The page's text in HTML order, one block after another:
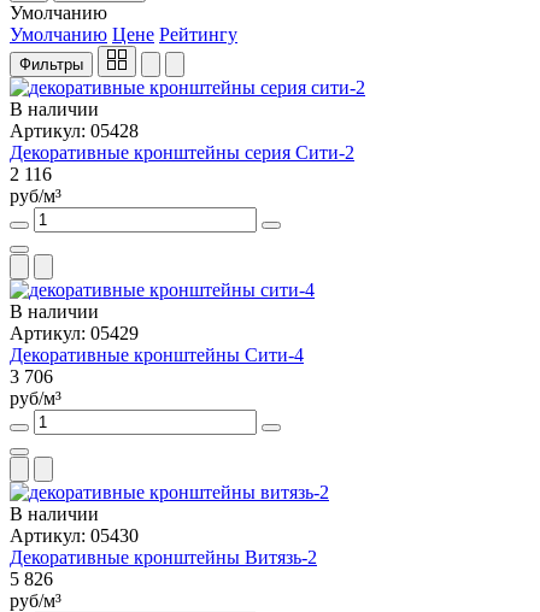
Умолчанию
Умолчанию Цене Рейтингу
Фильтры
В наличии
Артикул: 05428
Декоративные кронштейны серия Сити-2
2 116
руб/м³
В наличии
Артикул: 05429
Декоративные кронштейны Сити-4
3 706
руб/м³
В наличии
Артикул: 05430
Декоративные кронштейны Витязь-2
5 826
руб/м³